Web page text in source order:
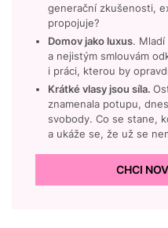
generační zkušenosti,
propojuje?
Domov jako luxus. Mladí
a nejistým smlouvám
i práci, kterou by
Krátké vlasy jsou síla.
znamenala potupu,
svobody. Co se stane,
a ukáže se, že už se
CHCI